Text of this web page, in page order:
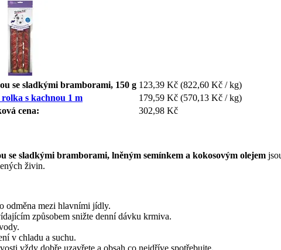
se sladkými bramborami, 150 g 123,39 Kč (822,60 Kč / kg)
s kachnou 1 m
179,59 Kč (570,13 Kč / kg)
cena:
302,98 Kč
se sladkými bramborami, lněným semínkem a kokosovým olejem
živin.
odměna mezi hlavními jídly.
způsobem snižte denní dávku krmiva.
v chladu a suchu.
vždy dobře uzavřete a obsah co nejdříve spotřebujte.